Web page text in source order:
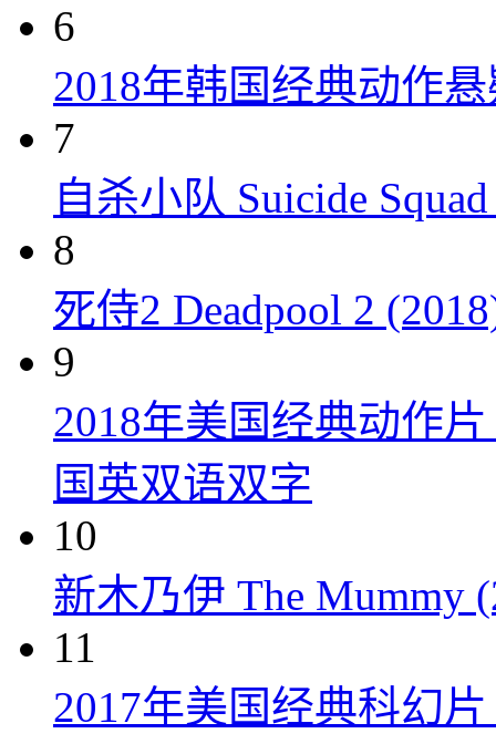
6
2018年韩国经典动作
7
自杀小队 Suicide
8
死侍2 Deadpool 2
9
2018年美国经典动作
国英双语双字
10
新木乃伊 The Mummy
11
2017年美国经典科幻